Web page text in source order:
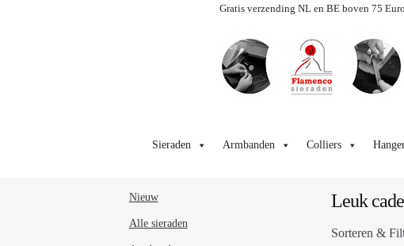
Gratis verzending NL en BE boven 75 Euro
door
naar
Sieraden Armbanden Colliers
Leuk
Sorteren &
Nieuw
Alle sieraden